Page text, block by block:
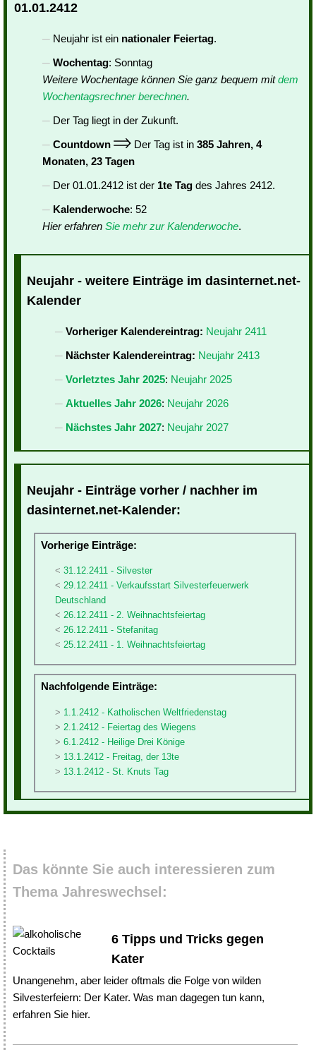
01.01.2412
Neujahr ist ein nationaler Feiertag.
Wochentag: Sonntag
Weitere Wochentage können Sie ganz bequem mitdem
Wochentagsrechner berechnen.
Der Tag liegt in der Zukunft.
Countdown
Der Tag ist in 385 Jahren, 4
Monaten, 23 Tagen
Der 01.01.2412 ist der 1te Tag des Jahres 2412.
Kalenderwoche: 52
Hier erfahren Sie mehr zur Kalenderwoche.
Neujahr - weitere Einträge im dasinternet.net-
Kalender
Vorheriger Kalendereintrag: Neujahr 2411
Nächster Kalendereintrag: Neujahr 2413
Vorletztes Jahr 2025: Neujahr 2025
Aktuelles Jahr 2026: Neujahr 2026
Nächstes Jahr 2027: Neujahr 2027
Neujahr - Einträge vorher / nachher im
dasinternet.net-Kalender:
Vorherige Einträge:
31.12.2411 - Silvester
29.12.2411 - Verkaufsstart Silvesterfeuerwerk
Deutschland
26.12.2411 - 2. Weihnachtsfeiertag
26.12.2411 - Stefanitag
25.12.2411 - 1. Weihnachtsfeiertag
Nachfolgende Einträge:
1.1.2412 - Katholischen Weltfriedenstag
2.1.2412 - Feiertag des Wiegens
6.1.2412 - Heilige Drei Könige
13.1.2412 - Freitag, der 13te
13.1.2412 - St. Knuts Tag
Das könnte Sie auch interessieren zum
Thema Jahreswechsel:
6 Tipps und Tricks gegen
Kater
Unangenehm, aber leider oftmals die Folge von wilden
Silvesterfeiern: Der Kater. Was man dagegen tun kann,
erfahren Sie hier.